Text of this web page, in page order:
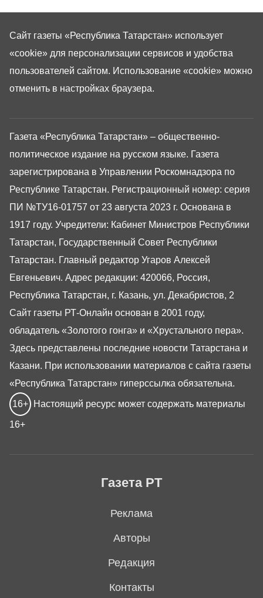
Газета РТ
Реклама
Авторы
Редакция
Контакты
Газета «Республика Татарстан» – общественно-
политическое издание на русском языке. Газета
зарегистрирована в Управлении Роскомнадзора по
Республике Татарстан. Регистрационный номер: серия
ПИ №ТУ16-01757 от 23 августа 2023 г. Основана в
1917 году. Учредители: Кабинет Министров Республики
Татарстан, Государственный Совет Республики
Татарстан. Главный редактор Угаров Алексей
Евгеньевич. Адрес редакции: 420066, Россия,
Республика Татарстан, г. Казань, ул. Декабристов, 2
Сайт газеты РТ-Онлайн основан в 2001 году,
обладатель «Золотого гонга» и «Хрустального пера».
Здесь представлены последние новости Татарстана и
Казани. При использовании материалов с сайта газеты
«Республика Татарстан» гиперссылка обязательна.
16+ Настоящий ресурс может содержать материалы
16+
Сайт газеты «Республика Татарстан» использует
«cookie» для персонализации сервисов и удобства
пользователей сайтом. Использование «cookie» можно
отменить в настройках браузера.